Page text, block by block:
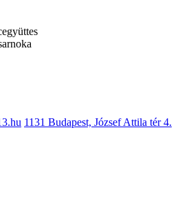
1131 Budapest, József Attila tér 4.